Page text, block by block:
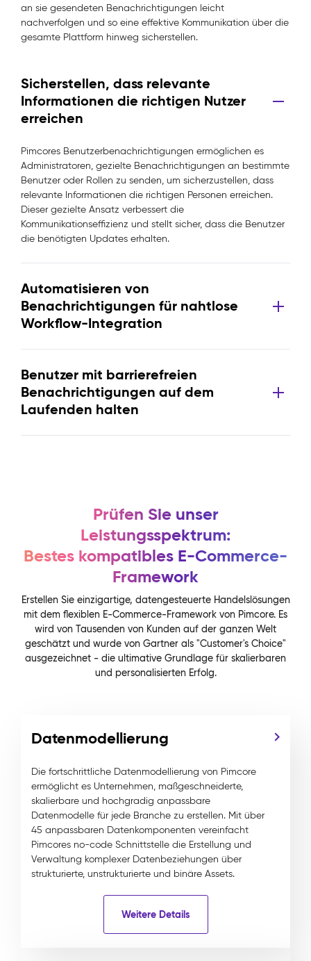
an sie gesendeten Benachrichtigungen leicht
nachverfolgen und so eine effektive Kommunikation über die
gesamte Plattform hinweg sicherstellen.
Sicherstellen, dass relevante
Informationen die richtigen Nutzer
erreichen
Pimcores Benutzerbenachrichtigungen ermöglichen es
Administratoren, gezielte Benachrichtigungen an bestimmte
Benutzer oder Rollen zu senden, um sicherzustellen, dass
relevante Informationen die richtigen Personen erreichen.
Dieser gezielte Ansatz verbessert die
Kommunikationseffizienz und stellt sicher, dass die Benutzer
die benötigten Updates erhalten.
Automatisieren von
Benachrichtigungen für nahtlose
Workflow-Integration
Benutzer mit barrierefreien
Benachrichtigungen auf dem
Laufenden halten
Prüfen Sie unser
Leistungsspektrum:
Bestes kompatibles E-Commerce-
Framework
Erstellen Sie einzigartige, datengesteuerte Handelslösungen
mit dem flexiblen E-Commerce-Framework von Pimcore. Es
wird von Tausenden von Kunden auf der ganzen Welt
geschätzt und wurde von Gartner als "Customer's Choice"
ausgezeichnet - die ultimative Grundlage für skalierbaren
und personalisierten Erfolg.
Datenmodellierung
Die fortschrittliche Datenmodellierung von Pimcore
ermöglicht es Unternehmen, maßgeschneiderte,
skalierbare und hochgradig anpassbare
Datenmodelle für jede Branche zu erstellen. Mit über
45 anpassbaren Datenkomponenten vereinfacht
Pimcores no-code Schnittstelle die Erstellung und
Verwaltung komplexer Datenbeziehungen über
strukturierte, unstrukturierte und binäre Assets.
Weitere Details